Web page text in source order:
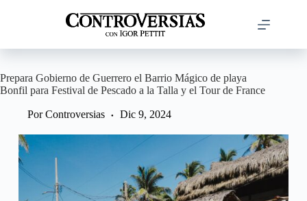
Prepara Gobierno de Guerrero el Barrio Mágico de playa
Bonfil para Festival de Pescado a la Talla y el Tour de France
Por Controversias Dic 9, 2024